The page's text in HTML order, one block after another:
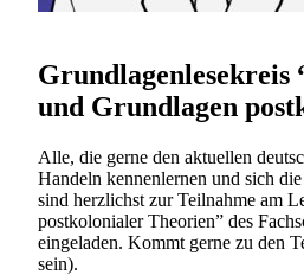
Grundlagenlesekreis
und Grundlagen
Alle, die gerne den aktuellen
Handeln kennenlernen und sich
sind herzlichst zur Teilnahme am
postkolonialer Theorien” des
eingeladen. Kommt gerne zu den
sein).